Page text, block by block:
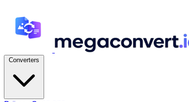
Converters